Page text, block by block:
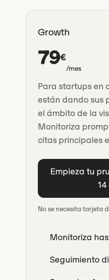
Growth
79€
/mes
Para startups en
están dando sus
el ámbito de la
Monitoriza
citas principales
Empieza tu
No se necesita tarjeta
Monitoriza
Seguimiento